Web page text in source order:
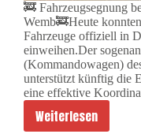
🚒 Fahrzeugsegnung
Wemb🚒Heute
Fahrzeuge offiziell in
einweihen.Der
(Kommandowagen)
unterstützt künftig die
eine effektive
Weiterlesen
Zwei